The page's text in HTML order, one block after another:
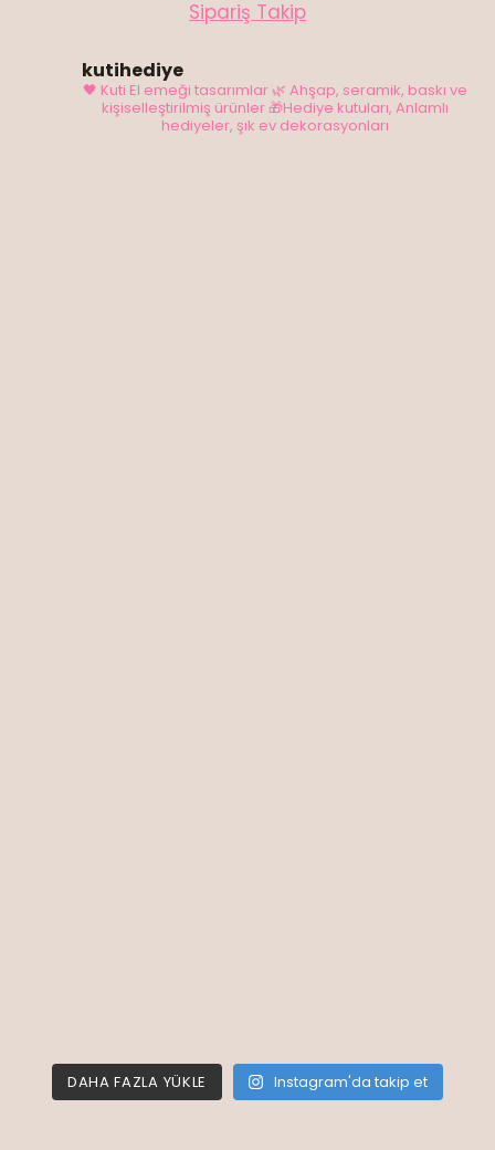
Sipariş Takip
kutihediye
🖤 Kuti El emeği tasarımlar 🌿 Ahşap, seramik, baskı ve
kişiselleştirilmiş ürünler 🎁Hediye kutuları, Anlamlı
hediyeler, şık ev dekorasyonları
DAHA FAZLA YÜKLE Instagram'da takip et